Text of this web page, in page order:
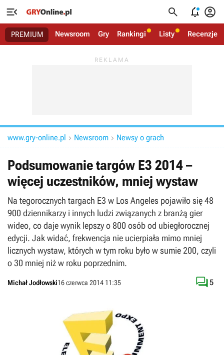
   
PREMIUM Newsroom Gry Rankingi Listy Recenzje
www.gry-online.pl  Newsroom  Newsy o grach
Podsumowanie targów E3 2014 –
więcej uczestników, mniej wystaw
Na tegorocznych targach E3 w Los Angeles pojawiło się 48
900 dziennikarzy i innych ludzi związanych z branżą gier
wideo, co daje wynik lepszy o 800 osób od ubiegłorocznej
edycji. Jak widać, frekwencja nie ucierpiała mimo mniej
licznych wystaw, których w tym roku było w sumie 200, czyli
o 30 mniej niż w roku poprzednim.
Michał Jodłowski16 czerwca 2014 11:35 5